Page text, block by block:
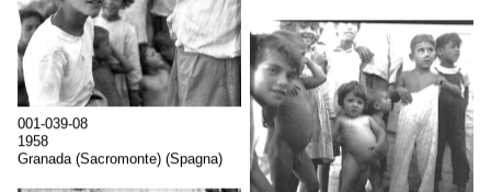
001-039-08
1958
Granada (Sacromonte) (Spagna)